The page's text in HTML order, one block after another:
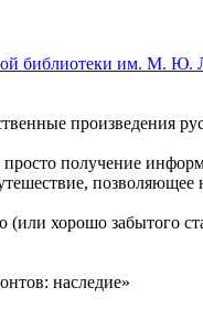
библиотеки им. М. Ю.
произведения
получение
(или хорошо забытого
наследие»